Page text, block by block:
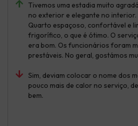
Tivemos uma estadia muito
no exterior e elegante no interior.
Quarto espaçoso, confortável e
frigorífico, o que é ótimo. O
era bom. Os funcionários foram
prestáveis. No geral, gostámos
Sim, deviam colocar o nome dos
pouco mais de calor no serviço,
bem.